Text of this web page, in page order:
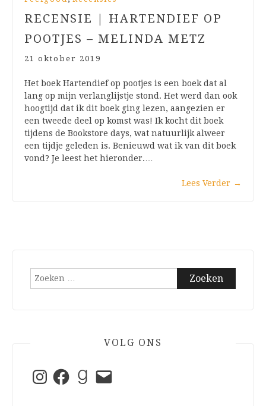
RECENSIE | HARTENDIEF OP
POOTJES – MELINDA METZ
21 oktober 2019
Het boek Hartendief op pootjes is een boek dat al
lang op mijn verlanglijstje stond. Het werd dan ook
hoogtijd dat ik dit boek ging lezen, aangezien er
een tweede deel op komst was! Ik kocht dit boek
tijdens de Bookstore days, wat natuurlijk alweer
een tijdje geleden is. Benieuwd wat ik van dit boek
vond? Je leest het hieronder.…
Lees Verder →
Zoeken
VOLG ONS
InstagramFacebookGoodreads
E-
mail